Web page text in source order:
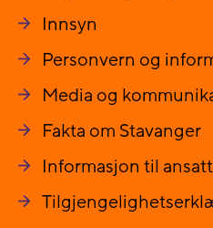
Innsyn
Personvern og
Media og
Fakta om Stavanger
Informasjon til